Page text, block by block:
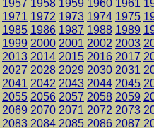
1957 1958 1959 1960 1961
1971 1972 1973 1974 1975
1985 1986 1987 1988 1989
1999 2000 2001 2002 2003
2013 2014 2015 2016 2017
2027 2028 2029 2030 2031
2041 2042 2043 2044 2045
2055 2056 2057 2058 2059
2069 2070 2071 2072 2073
2083 2084 2085 2086 2087